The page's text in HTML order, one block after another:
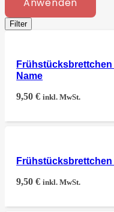
Anwenden
Filter
Name
9,50€ inkl. MwSt.
9,50€ inkl. MwSt.